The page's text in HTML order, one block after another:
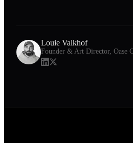
Louie Valkhof
Founder & Art Director, Oase